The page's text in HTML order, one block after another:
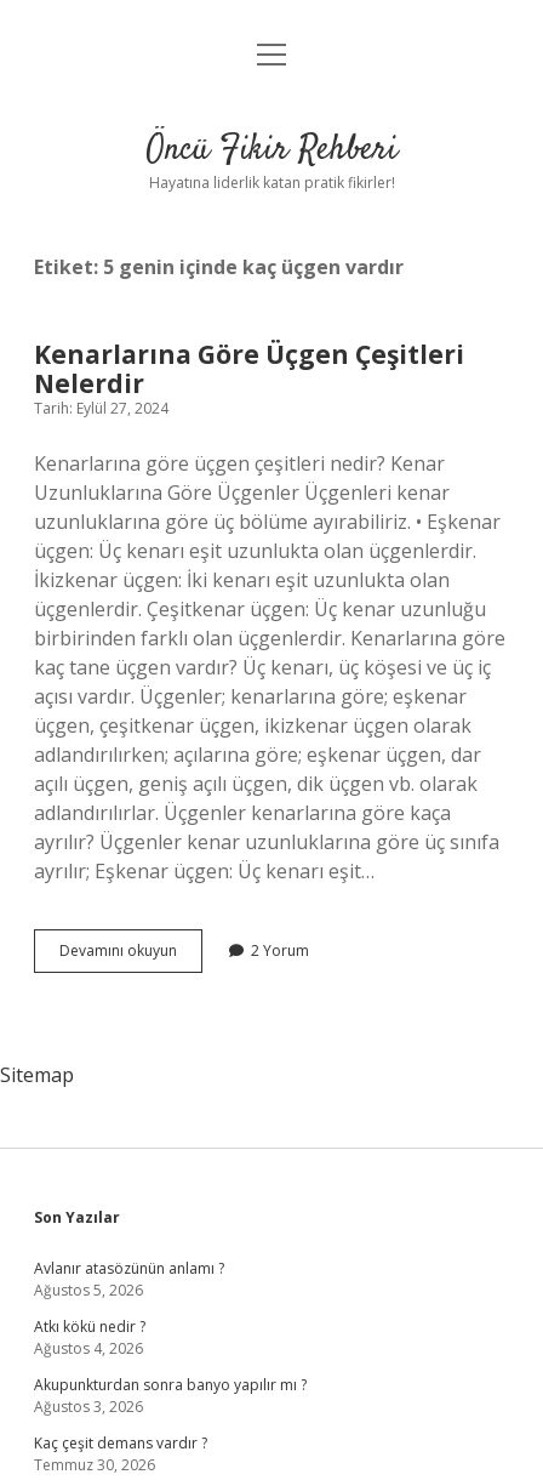
Anasayfa
Yasal Uyarı
menüyü
Öncü Fikir Rehberi
Hayatına liderlik katan pratik fikirler!
Etiket: 5 genin içinde kaç üçgen vardır
Kenarlarına Göre Üçgen Çeşitleri
Nelerdir
Tarih: Eylül 27, 2024
Kenarlarına göre üçgen çeşitleri nedir? Kenar
Uzunluklarına Göre Üçgenler Üçgenleri kenar
uzunluklarına göre üç bölüme ayırabiliriz. • Eşkenar
üçgen: Üç kenarı eşit uzunlukta olan üçgenlerdir.
İkizkenar üçgen: İki kenarı eşit uzunlukta olan
üçgenlerdir. Çeşitkenar üçgen: Üç kenar uzunluğu
birbirinden farklı olan üçgenlerdir. Kenarlarına göre
kaç tane üçgen vardır? Üç kenarı, üç köşesi ve üç iç
açısı vardır. Üçgenler; kenarlarına göre; eşkenar
üçgen, çeşitkenar üçgen, ikizkenar üçgen olarak
adlandırılırken; açılarına göre; eşkenar üçgen, dar
açılı üçgen, geniş açılı üçgen, dik üçgen vb. olarak
adlandırılırlar. Üçgenler kenarlarına göre kaça
ayrılır? Üçgenler kenar uzunluklarına göre üç sınıfa
ayrılır; Eşkenar üçgen: Üç kenarı eşit…
Devamını okuyun Kenarlarına
Göre
2 Yorum
Sitemap
Sidebar
Son Yazılar
Avlanır atasözünün anlamı ?
Ağustos 5, 2026
Atkı kökü nedir ?
Ağustos 4, 2026
Akupunkturdan sonra banyo yapılır mı ?
Ağustos 3, 2026
Kaç çeşit demans vardır ?
Temmuz 30, 2026